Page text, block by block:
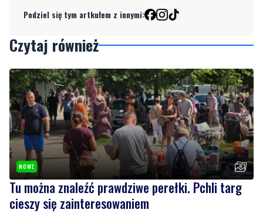
Podziel się tym artkułem z innymi:
Czytaj również
NOWE
Tu można znaleźć prawdziwe perełki. Pchli targ
cieszy się zainteresowaniem